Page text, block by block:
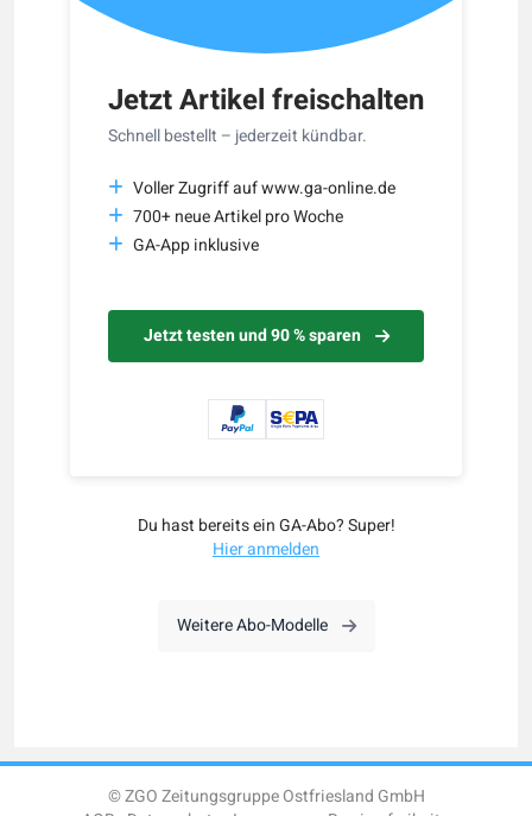
Jetzt Artikel freischalten
Schnell bestellt – jederzeit kündbar.
Voller Zugriff auf www.ga-online.de
700+ neue Artikel pro Woche
GA-App inklusive
Jetzt testen und 90 % sparen
Du hast bereits ein GA-Abo? Super!
Hier anmelden
Weitere Abo-Modelle
© ZGO Zeitungsgruppe Ostfriesland GmbH